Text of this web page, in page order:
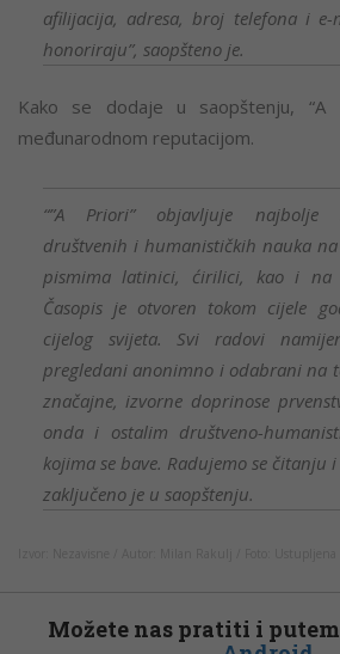
afilijacija, adresa, broj telefona i e-
honoriraju”, saopšteno je.
Kako se dodaje u saopštenju, “A
međunarodnom reputacijom.
“”A Priori” objavljuje najbolje
društvenih i humanističkih nauka
pismima latinici, ćirilici, kao i na
Časopis je otvoren tokom cijele
cijelog svijeta. Svi radovi
pregledani anonimno i odabrani na
značajne, izvorne doprinose
onda i ostalim društveno-
kojima se bave. Radujemo se čitanju
zaključeno je u saopštenju.
Možete nas pratiti i